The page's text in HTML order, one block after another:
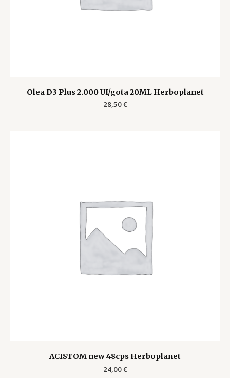
Olea D3 Plus 2.000 UI/gota 20ML Herboplanet
28,50€
ACISTOM new 48cps Herboplanet
24,00€